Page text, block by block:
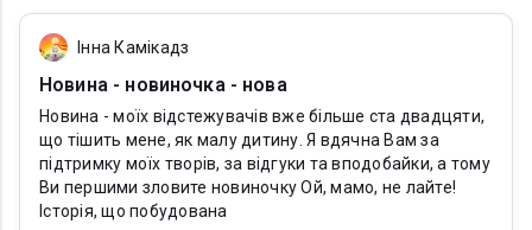
Інна Камікадз
Новина - новиночка - нова
Новина - моїх відстежувачів вже більше ста двадцяти,
що тішить мене, як малу дитину. Я вдячна Вам за
підтримку моїх творів, за відгуки та вподобайки, а тому
Ви першими зловите новиночку Ой, мамо, не лайте!
Історія, що побудована